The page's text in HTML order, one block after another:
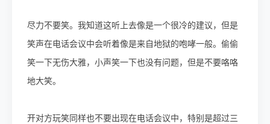
尽力不要笑。我知道这听上去像是一个很冷的建议，但是
笑声在电话会议中会听着像是来自地狱的咆哮一般。偷偷
笑一下无伤大雅，小声笑一下也没有问题，但是不要咯咯
地大笑。
开对方玩笑同样也不要出现在电话会议中，特别是超过三